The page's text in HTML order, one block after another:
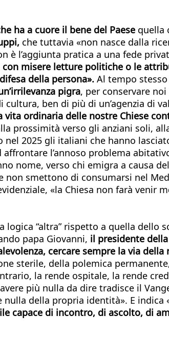
ha a cuore il bene del Paese quella
che tuttavia «non nasce dalla
è l’aggiunta pratica a una fede
con misere letture politiche o le
della persona». Al tempo
pigra, per conservare
ben di più di un’agenzia di
vita ordinaria delle nostre Chiese
prossimità verso gli anziani soli,
2025 gli italiani che hanno
l’annoso problema
nome, verso chi emigra a causa
smettono di consumarsi nel
«la Chiesa non farà venir
logica “altra” rispetto a quella
papa Giovanni, il presidente
cercare sempre la via della
sterile, della polemica
la rende ospitale, la rende
più nulla da dire tradisce il
della propria identità». E
capace di incontro, di ascolto, di